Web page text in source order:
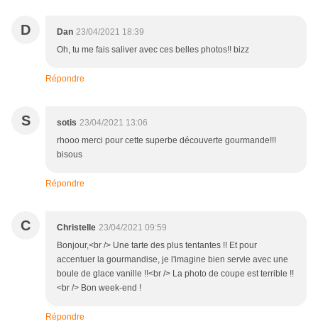
D Dan 23/04/2021 18:39
Oh, tu me fais saliver avec ces belles photos!! bizz
Répondre
S sotis 23/04/2021 13:06
rhooo merci pour cette superbe découverte gourmande!!!
bisous
Répondre
C Christelle 23/04/2021 09:59
Bonjour,<br /> Une tarte des plus tentantes !! Et pour
accentuer la gourmandise, je l'imagine bien servie avec une
boule de glace vanille !!<br /> La photo de coupe est terrible !!
<br /> Bon week-end !
Répondre